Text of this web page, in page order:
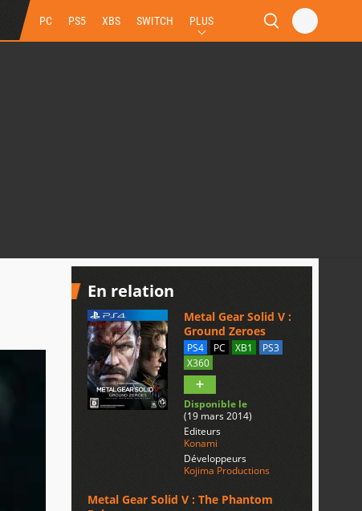
PC PS5 XBS SWITCH PLUS
En relation
Metal Gear Solid V :
Ground Zeroes
PS4 PC XB1
PS3
X360
Disponible le
(19 mars 2014)
Editeurs
Konami
Développeurs
Kojima Productions
Metal Gear Solid V : The Phantom